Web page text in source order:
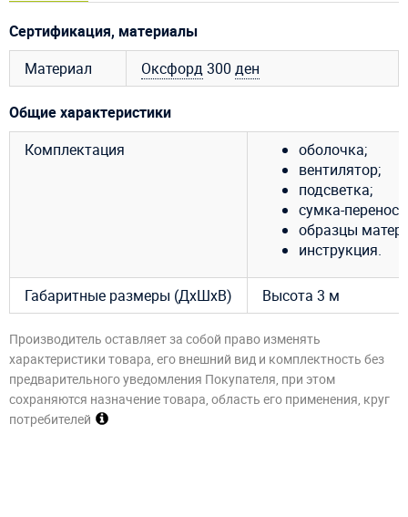
Сертификация, материалы
Материал
Оксфорд300 ден
Общие характеристики
Комплектация
оболочка;
вентилятор;
подсветка;
сумка-
образцы
инструкция.
Габаритные размеры (ДхШхВ) Высота 3 м
Производитель оставляет за собой право изменять
характеристики товара, его внешний вид и комплектность без
предварительного уведомления Покупателя, при этом
сохраняются назначение товара, область его применения, круг
потребителей